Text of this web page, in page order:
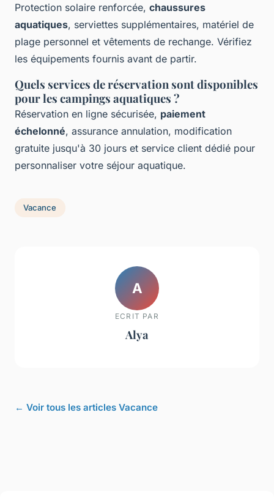
Protection solaire renforcée, chaussures
aquatiques, serviettes supplémentaires, matériel de
plage personnel et vêtements de rechange. Vérifiez
les équipements fournis avant de partir.
Quels services de réservation sont disponibles
pour les campings aquatiques ?
Réservation en ligne sécurisée, paiement
échelonné, assurance annulation, modification
gratuite jusqu'à 30 jours et service client dédié pour
personnaliser votre séjour aquatique.
Vacance
A
ECRIT PAR
Alya
← Voir tous les articles Vacance